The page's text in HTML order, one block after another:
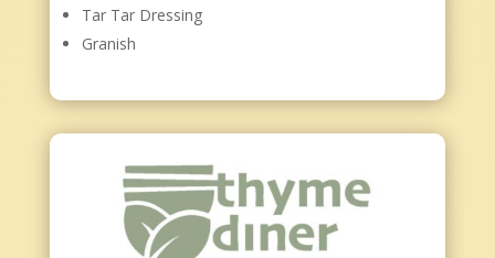
Tar Tar Dressing
Granish